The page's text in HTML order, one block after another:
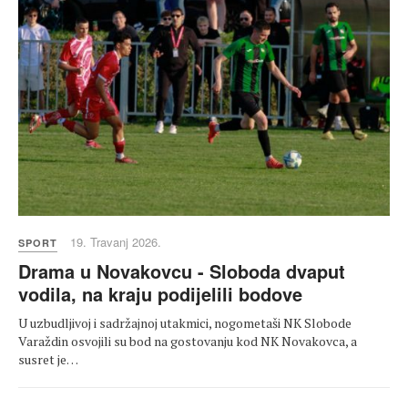
SPORT 19. Travanj 2026.
Drama u Novakovcu - Sloboda dvaput
vodila, na kraju podijelili bodove
U uzbudljivoj i sadržajnoj utakmici, nogometaši NK Slobode
Varaždin osvojili su bod na gostovanju kod NK Novakovca, a
susret je…